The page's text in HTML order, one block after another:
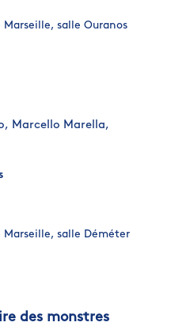
salle Ouranos
Marcello Marella,
salle Déméter
des monstres